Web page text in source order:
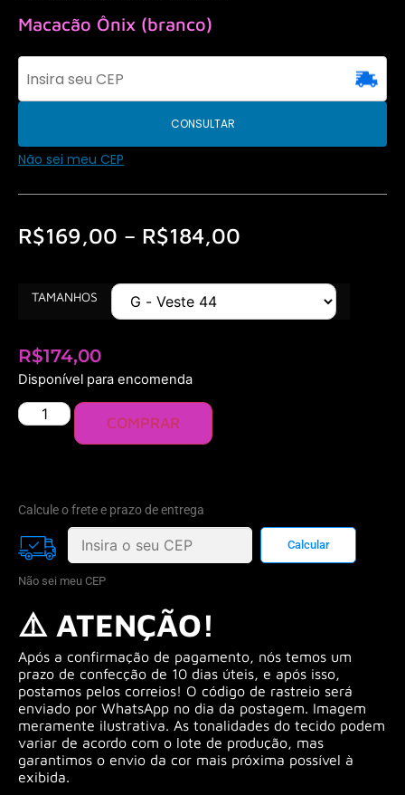
Macacão Ônix (branco)
CONSULTAR
Não sei meu CEP
R$169,00 – R$184,00
TAMANHOS
R$174,00
Disponível para encomenda
COMPRAR
Calcule o frete e prazo de entrega
Não sei meu CEP
⚠️ ATENÇÃO!
Após a confirmação de pagamento, nós temos um
prazo de confecção de 10 dias úteis, e após isso,
postamos pelos correios! O código de rastreio será
enviado por WhatsApp no dia da postagem. Imagem
meramente ilustrativa. As tonalidades do tecido podem
variar de acordo com o lote de produção, mas
garantimos o envio da cor mais próxima possível à
exibida.